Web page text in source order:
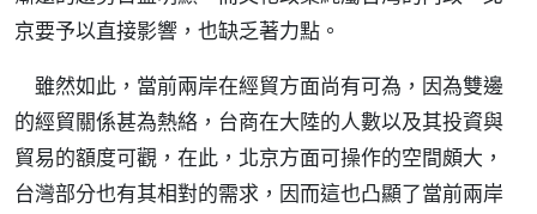
京要予以直接影響，也缺乏著力點。
雖然如此，當前兩岸在經貿方面尚有可為，因為雙邊
的經貿關係甚為熱絡，台商在大陸的人數以及其投資與
貿易的額度可觀，在此，北京方面可操作的空間頗大，
台灣部分也有其相對的需求，因而這也凸顯了當前兩岸